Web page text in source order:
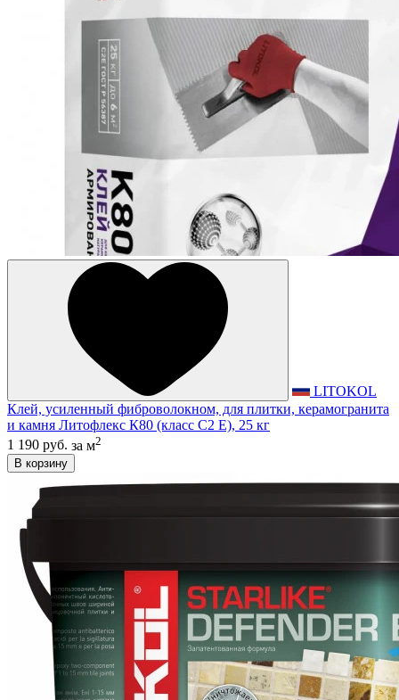
LITOKOL
Клей, усиленный фиброволокном, для плитки, керамогранита
и камня Литофлекс К80 (класс С2 E), 25 кг
1 190 руб. за м2
В корзину